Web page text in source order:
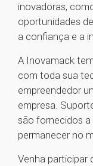
inovadoras,
oportunidades
a confiança e a
A Inovamack
com toda sua
empreendedor
empresa.
são fornecidos a
permanecer no
Venha participar